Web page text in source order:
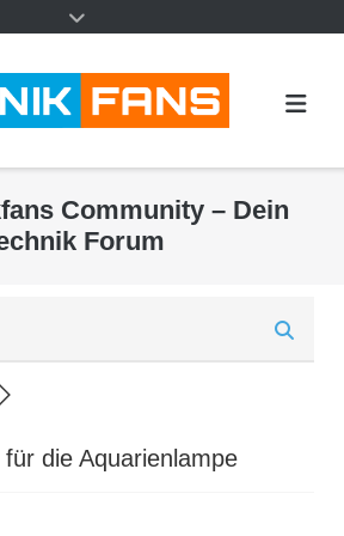
Community – Dein
Forum
die Aquarienlampe